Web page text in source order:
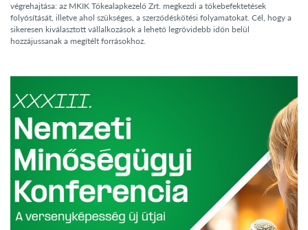
végrehajtása: az MKIK Tőkealapkezelő Zrt. megkezdi a tőkebefektetések
folyósítását, illetve ahol szükséges, a szerződéskötési folyamatokat. Cél, hogy a
sikeresen kiválasztott vállalkozások a lehető legrövidebb időn belül
hozzájussanak a megítélt forrásokhoz.